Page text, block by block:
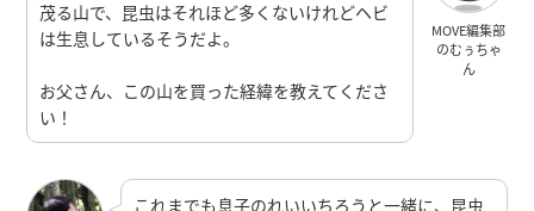
MOVE編集部
のむぅちゃ
ん
茂る山で、昆虫はそれほど多くないけれどヘビ
は生息しているそうだよ。
お父さん、この山を買った経緯を教えてくださ
い！
これまでも息子のれいいちろうと一緒に、昆虫